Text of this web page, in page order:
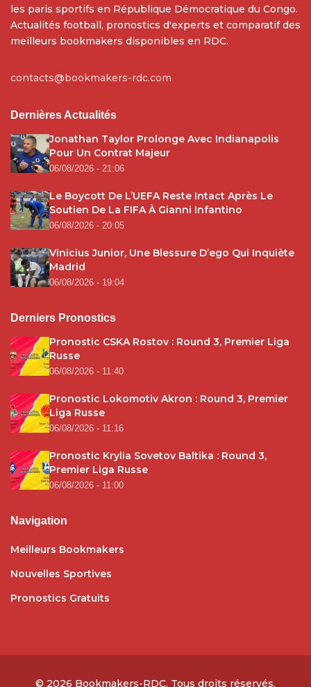
les paris sportifs en République Démocratique du Congo.
Actualités football, pronostics d'experts et comparatif des
meilleurs bookmakers disponibles en RDC.
contacts@bookmakers-rdc.com
Dernières Actualités
Jonathan Taylor Prolonge Avec Indianapolis
Pour Un Contrat Majeur
06/08/2026 - 21:06
Le Boycott De L’UEFA Reste Intact Après Le
Soutien De La FIFA À Gianni Infantino
06/08/2026 - 20:05
Vinicius Junior, Une Blessure D’ego Qui Inquiète
Madrid
06/08/2026 - 19:04
Derniers Pronostics
Pronostic CSKA Rostov : Round 3, Premier Liga
Russe
06/08/2026 - 11:40
Pronostic Lokomotiv Akron : Round 3, Premier
Liga Russe
06/08/2026 - 11:16
Pronostic Krylia Sovetov Baltika : Round 3,
Premier Liga Russe
06/08/2026 - 11:00
Navigation
Meilleurs Bookmakers
Nouvelles Sportives
Pronostics Gratuits
© 2026 Bookmakers-RDC. Tous droits réservés.